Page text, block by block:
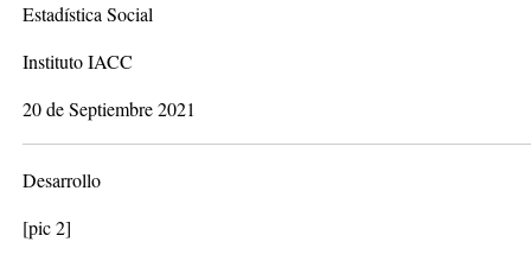
Estadística Social
Instituto IACC
20 de Septiembre 2021
Desarrollo
[pic 2]